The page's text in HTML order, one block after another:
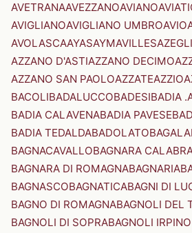
AVETRANAAVEZZANOAVIANO
AVIGLIANOAVIGLIANO UMBROAVIO
AVOLASCAAYASAYMAVILLES
AZZANO D'ASTIAZZANO DECIMO
AZZANO SAN PAOLOAZZATEAZZIO
BACOLIBADALUCCOBADESIBADIA
BADIA CALAVENABADIA PAVESE
BADIA TEDALDABADOLATO
BAGNACAVALLOBAGNARA
BAGNARA DI ROMAGNABAGNARIA
BAGNASCOBAGNATICABAGNI DI
BAGNO DI ROMAGNABAGNOLI DEL
BAGNOLI DI SOPRABAGNOLI IRPINO